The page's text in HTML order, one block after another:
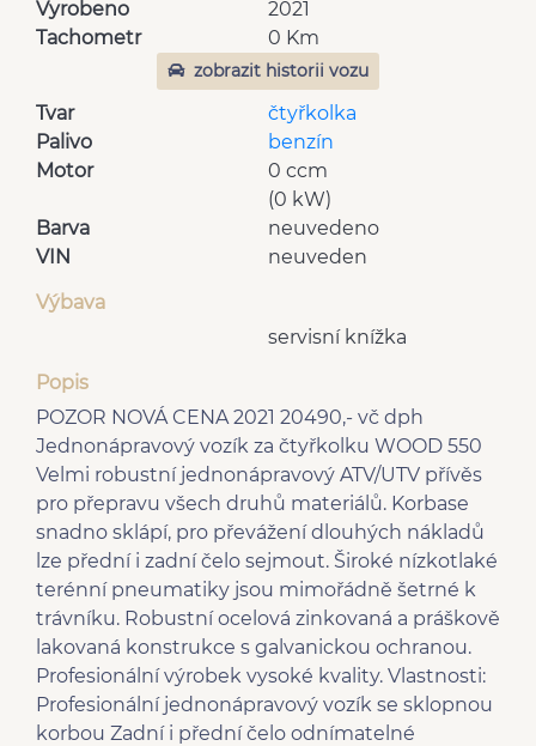
Vyrobeno
2021
Tachometr
0 Km
zobrazit historii vozu
Tvar
čtyřkolka
Palivo
benzín
Motor
0 ccm
(0 kW)
Barva
neuvedeno
VIN
neuveden
Výbava
servisní knížka
Popis
POZOR NOVÁ CENA 2021 20490,- vč dph
Jednonápravový vozík za čtyřkolku WOOD 550
Velmi robustní jednonápravový ATV/UTV přívěs
pro přepravu všech druhů materiálů. Korbase
snadno sklápí, pro převážení dlouhých nákladů
lze přední i zadní čelo sejmout. Široké nízkotlaké
terénní pneumatiky jsou mimořádně šetrné k
trávníku. Robustní ocelová zinkovaná a práškově
lakovaná konstrukce s galvanickou ochranou.
Profesionální výrobek vysoké kvality. Vlastnosti:
Profesionální jednonápravový vozík se sklopnou
korbou Zadní i přední čelo odnímatelné